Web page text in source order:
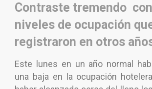
Contraste tremendo
niveles de ocupación
registraron en otros
Este lunes en un año normal
una baja en la ocupación